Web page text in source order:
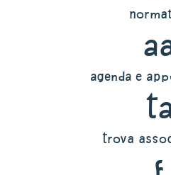
agenda e
trova